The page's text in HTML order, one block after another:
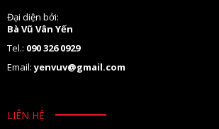
Đại diện bởi:
Bà Vũ Vân Yến
Tel.: 090 326 0929
Email:yenvuv@gmail.com
LIÊN HỆ